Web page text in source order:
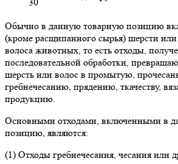
Обычно в данную товарную позицию
(кроме расщипанного сырья) шерсти или
волоса животных, то есть отходы,
последовательной обработки,
шерсть или волос в промытую,
гребнечесанию, прядению, ткачеству,
продукцию.
Основными отходами, включенными в
позицию, являются:
(1) Отходы гребнечесания, чесания или